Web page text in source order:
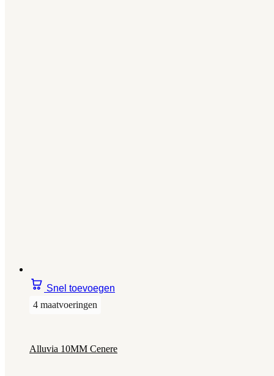
Snel toevoegen
4 maatvoeringen
Alluvia 10MM Cenere